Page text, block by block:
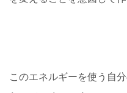
このエネルギーを使う自